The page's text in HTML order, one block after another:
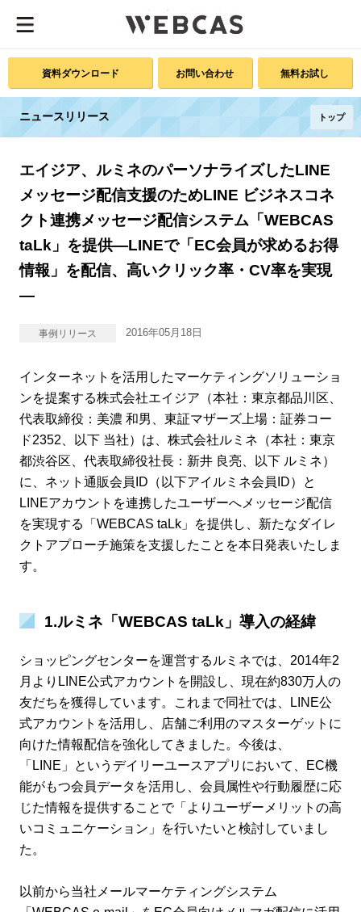
資料ダウンロード お問い合わせ 無料お試し
ニュースリリース トップ
エイジア、ルミネのパーソナライズしたLINE
メッセージ配信支援のためLINE ビジネスコネ
クト連携メッセージ配信システム「WEBCAS
taLk」を提供―LINEで「EC会員が求めるお得
情報」を配信、高いクリック率・CV率を実現
―
事例リリース 2016年05月18日
インターネットを活用したマーケティングソリューショ
ンを提案する株式会社エイジア（本社：東京都品川区、
代表取締役：美濃 和男、東証マザーズ上場：証券コー
ド2352、以下 当社）は、株式会社ルミネ（本社：東京
都渋谷区、代表取締役社長：新井 良亮、以下 ルミネ）
に、ネット通販会員ID（以下アイルミネ会員ID）と
LINEアカウントを連携したユーザーへメッセージ配信
を実現する「WEBCAS taLk」を提供し、新たなダイレ
クトアプローチ施策を支援したことを本日発表いたしま
す。
1.ルミネ「WEBCAS taLk」導入の経緯
ショッピングセンターを運営するルミネでは、2014年2
月よりLINE公式アカウントを開設し、現在約830万人の
友だちを獲得しています。これまで同社では、LINE公
式アカウントを活用し、店舗ご利用のマスターゲットに
向けた情報配信を強化してきました。今後は、
「LINE」というデイリーユースアプリにおいて、EC機
能がもつ会員データを活用し、会員属性や行動履歴に応
じた情報を提供することで「よりユーザーメリットの高
いコミュニケーション」を行いたいと検討していまし
た。
以前から当社メールマーケティングシステム